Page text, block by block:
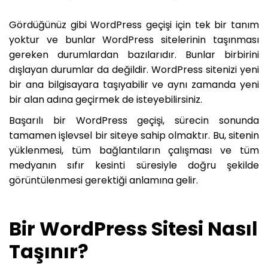
Gördüğünüz gibi WordPress geçişi için tek bir tanım
yoktur ve bunlar WordPress sitelerinin taşınması
gereken durumlardan bazılarıdır. Bunlar birbirini
dışlayan durumlar da değildir. WordPress sitenizi yeni
bir ana bilgisayara taşıyabilir ve aynı zamanda yeni
bir alan adına geçirmek de isteyebilirsiniz.
Başarılı bir WordPress geçişi, sürecin sonunda
tamamen işlevsel bir siteye sahip olmaktır. Bu, sitenin
yüklenmesi, tüm bağlantıların çalışması ve tüm
medyanın sıfır kesinti süresiyle doğru şekilde
görüntülenmesi gerektiği anlamına gelir.
Bir WordPress Sitesi Nasıl
Taşınır?